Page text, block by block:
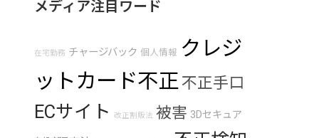
メディア注目ワード
在宅勤務 チャージバック 個人情報 クレジ
ットカード不正 不正手口
ECサイト 改正割販法 被害 3Dセキュア